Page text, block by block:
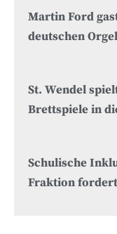
Martin Ford
deutschen
St. Wendel
Brettspiele in
Schulische
Fraktion